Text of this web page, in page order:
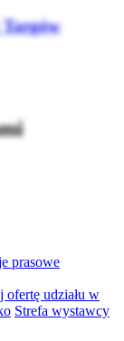
Targów
prasowe
ofertę udziału w
Strefa wystawcy